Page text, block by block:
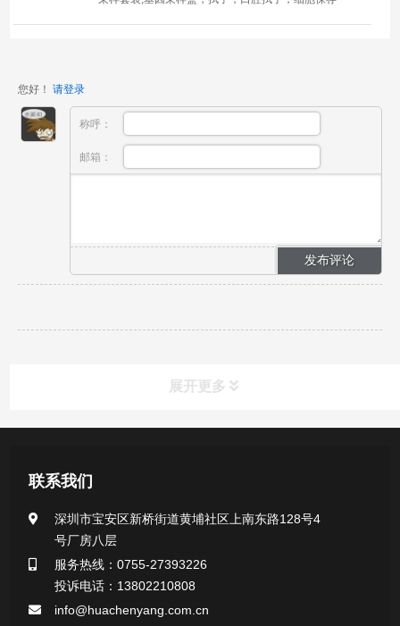
您好！ 请登录
称呼：
邮箱：
展开更多
一次性使用采样器系列
微生物样本保存液（通用运输传媒介质）系列
联系我们
深圳市宝安区新桥街道黄埔社区上南东路128号4
号厂房八层
服务热线：0755-27393226
投诉电话：13802210808
info@huachenyang.com.cn